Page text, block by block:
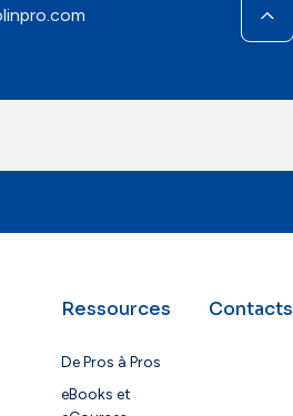
Ressources
De Pros à Pros
eBooks et
Contacts